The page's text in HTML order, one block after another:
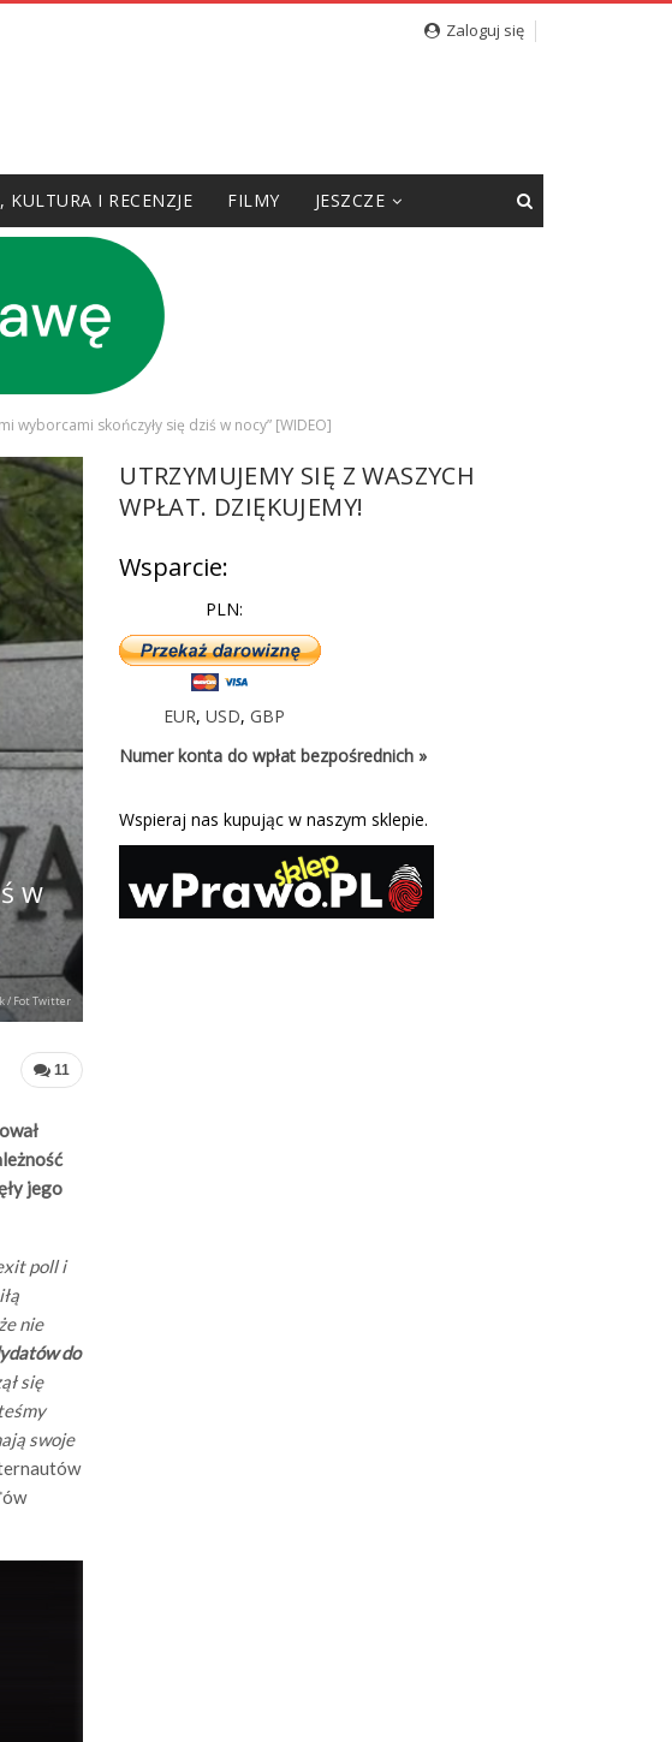
Zaloguj się
KULTURA I RECENZJE FILMY JESZCZE
skończyły się dziś w nocy” [WIDEO]
w
/ Fot Twitter
11
jego
poll i
nie
do
się
swoje
UTRZYMUJEMY SIĘ Z WASZYCH
WPŁAT. DZIĘKUJEMY!
Wsparcie:
PLN:
EUR,USD,GBP
Numer konta do wpłat bezpośrednich »
Wspieraj nas kupując w naszym sklepie.